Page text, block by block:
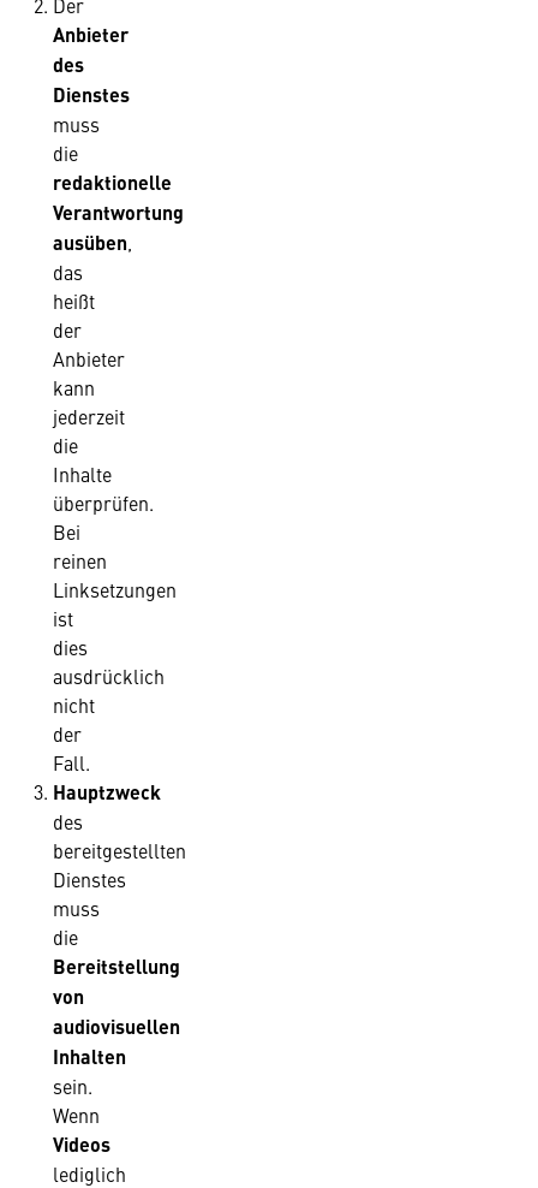
Anbieter
des
Dienstes
muss
die
redaktionelle
Verantwortung
ausüben
das
heißt
der
Anbieter
kann
jederzeit
die
Inhalte
überprüfen.
Bei
reinen
Linksetzungen
ist
dies
ausdrücklich
nicht
der
Fall.
Hauptzweck
des
bereitgestellten
Dienstes
muss
die
Bereitstellung
von
audiovisuellen
Inhalten
sein.
Wenn
Videos
lediglich